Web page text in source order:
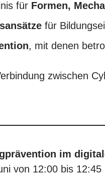
für Formen,
für
, mit denen
zwischen
im
von 12:00 bis